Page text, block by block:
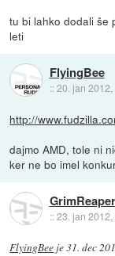
tu bi lahko dodali še
leti
FlyingBee
::20. jan 2012,
http://
dajmo AMD, tole ni
ker ne bo imel
GrimReaper
::23. jan 2012,
FlyingBee je31. dec